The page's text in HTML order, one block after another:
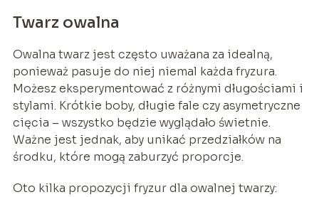
Twarz owalna
Owalna twarz jest często uważana za idealną,
ponieważ pasuje do niej niemal każda fryzura.
Możesz eksperymentować z różnymi długościami i
stylami. Krótkie boby, długie fale czy asymetryczne
cięcia – wszystko będzie wyglądało świetnie.
Ważne jest jednak, aby unikać przedziałków na
środku, które mogą zaburzyć proporcje.
Oto kilka propozycji fryzur dla owalnej twarzy: